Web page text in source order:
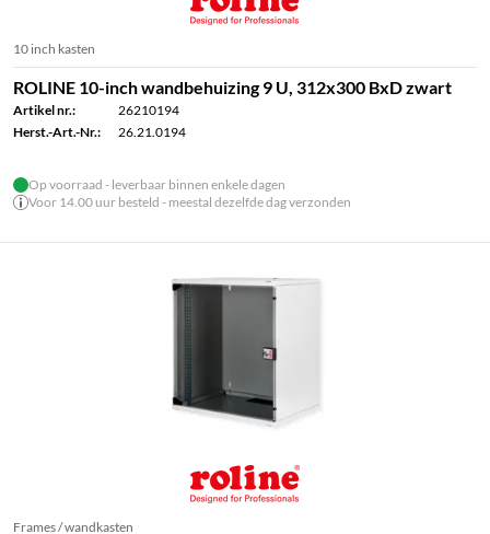
10 inch kasten
ROLINE 10-inch wandbehuizing 9 U, 312x300 BxD zwart
Artikel nr.:
26210194
Herst.-Art.-Nr.:
26.21.0194
Op voorraad - leverbaar binnen enkele dagen
Voor 14.00 uur besteld - meestal dezelfde dag verzonden
Frames / wandkasten